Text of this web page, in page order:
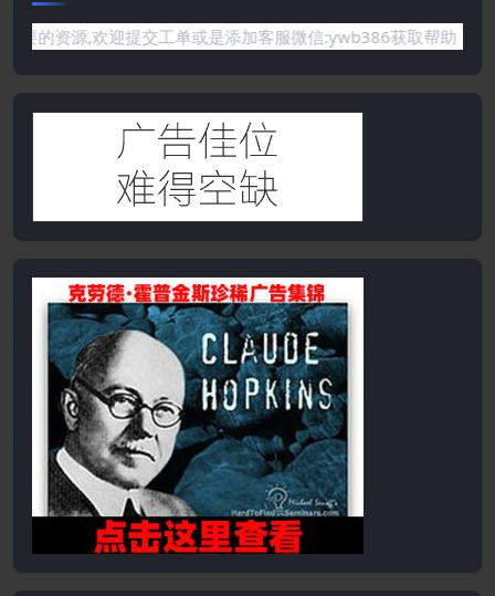
你需要的资源,欢迎提交工单或是添加客服微信:ywb386获取帮